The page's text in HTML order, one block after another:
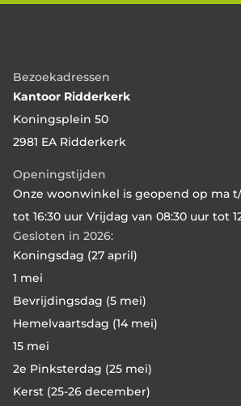
Rotterdam. Wooncompas wil
woningen van Havensteder
Wooncompas ook actief op
in de wijken Lombardijen en
juli 2026 ondertekenden
taakoverdracht.
Bezoekadressen
Kantoor Ridderkerk
Koningsplein 50
2981 EA Ridderkerk
Openingstijden
Onze woonwinkel is geopend op ma
tot 16:30 uur Vrijdag van 08:30 uur tot
Gesloten in 2026:
Koningsdag (27 april)
1 mei
Bevrijdingsdag (5 mei)
Hemelvaartsdag (14 mei)
15 mei
2e Pinksterdag (25 mei)
Kerst (25-26 december)